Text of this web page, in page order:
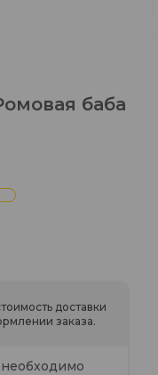
баба
доставки
заказа.